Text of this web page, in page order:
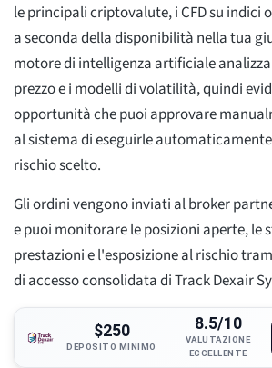
le principali criptovalute, i CFD su indici
a seconda della disponibilità nella tua
motore di intelligenza artificiale
prezzo e i modelli di volatilità, quindi
opportunità che puoi approvare
al sistema di eseguirle
rischio scelto.
Gli ordini vengono inviati al broker
e puoi monitorare le posizioni aperte, le
prestazioni e l'esposizione al rischio
di accesso consolidata di Track Dexair
$250
DEPOSITO MINIMO
8.5/10
VALUTAZIONE
ECCELLENTE